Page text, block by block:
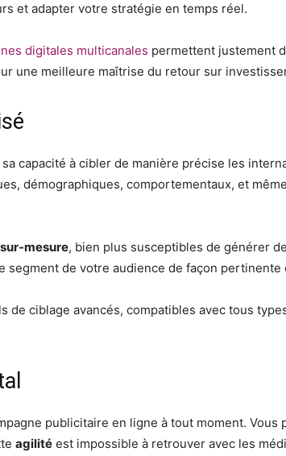
et adapter votre stratégie en temps réel.
digitales multicanales permettent justement
une meilleure maîtrise du retour sur
capacité à cibler de manière précise les
démographiques, comportementaux, et
mesure, bien plus susceptibles de générer
de votre audience de façon pertinente
de ciblage avancés, compatibles avec tous
publicitaire en ligne à tout moment.
agilité est impossible à retrouver avec les